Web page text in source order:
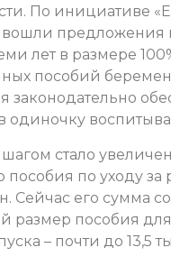
По инициативе
предложения
лет в размере
пособий
законодательно
стало
по уходу за
Сейчас его сумма
пособия для
– почти до 13,5